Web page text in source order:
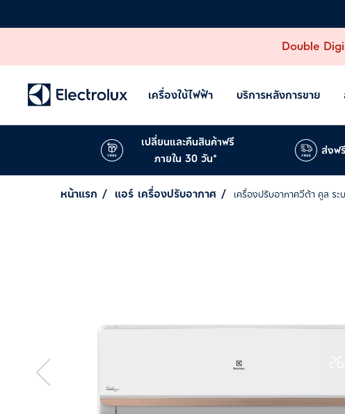
Double
เครื่องใช้ไฟฟ้า บริการหลังการขาย
เปลี่ยนและคืนสินค้าฟรี
ภายใน 30 วัน*
ส่งฟรี
หน้าแรก แอร์ เครื่องปรับอากาศ เครื่องปรับอากาศวีต้า คูล ร